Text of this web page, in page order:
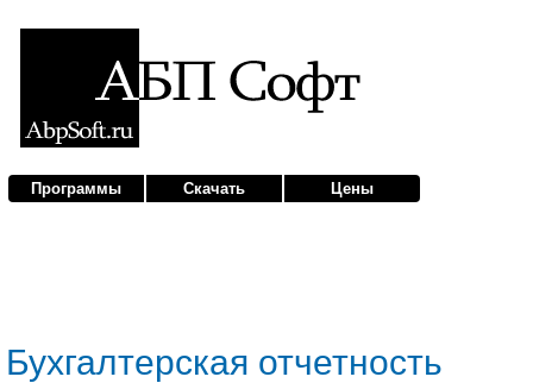
Программы Скачать Цены
Бухгалтерская отчетность